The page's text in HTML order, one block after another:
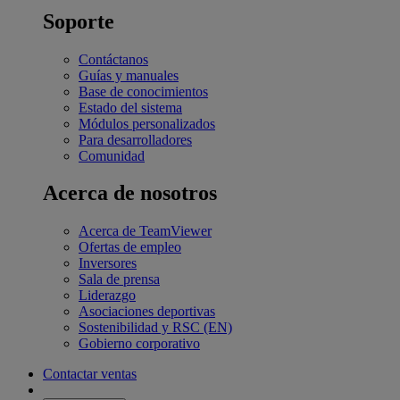
Soporte
Contáctanos
Guías y manuales
Base de conocimientos
Estado del sistema
Módulos personalizados
Para desarrolladores
Comunidad
Acerca de nosotros
Acerca de TeamViewer
Ofertas de empleo
Inversores
Sala de prensa
Liderazgo
Asociaciones deportivas
Sostenibilidad y RSC (EN)
Gobierno corporativo
Contactar ventas